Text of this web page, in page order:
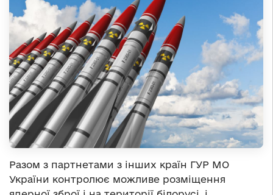
Разом з партнетами з інших країн ГУР МО
України контролює можливе розміщення